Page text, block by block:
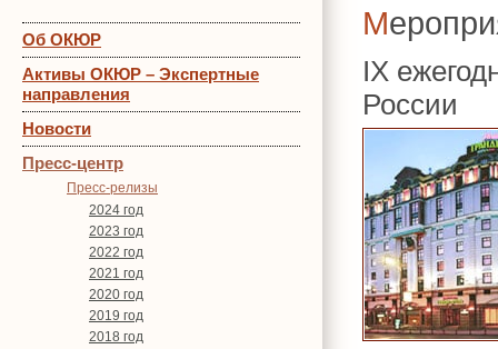
Об ОКЮР
Активы ОКЮР – Экспертные
направления
Новости
Пресс-центр
Пресс-релизы
2024 год
2023 год
2022 год
2021 год
2020 год
2019 год
2018 год
IX
России